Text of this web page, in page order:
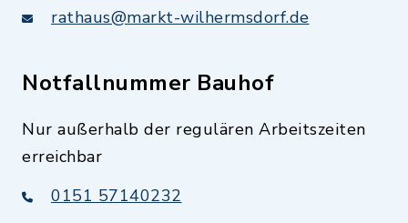
rathaus@markt-wilhermsdorf.de
Notfallnummer Bauhof
Nur außerhalb der regulären Arbeitszeiten
erreichbar
0151 57140232